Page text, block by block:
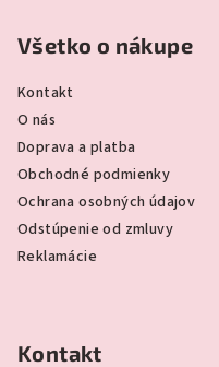
Všetko o nákupe
Kontakt
O nás
Doprava a platba
Obchodné podmienky
Ochrana osobných údajov
Odstúpenie od zmluvy
Reklamácie
Kontakt